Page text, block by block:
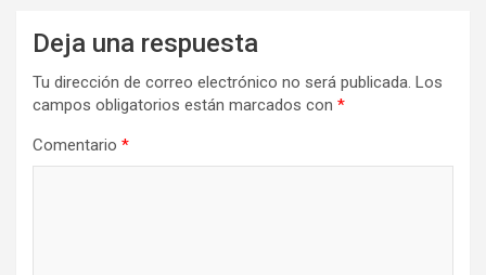
Deja una respuesta
Tu dirección de correo electrónico no será publicada. Los
campos obligatorios están marcados con *
Comentario *